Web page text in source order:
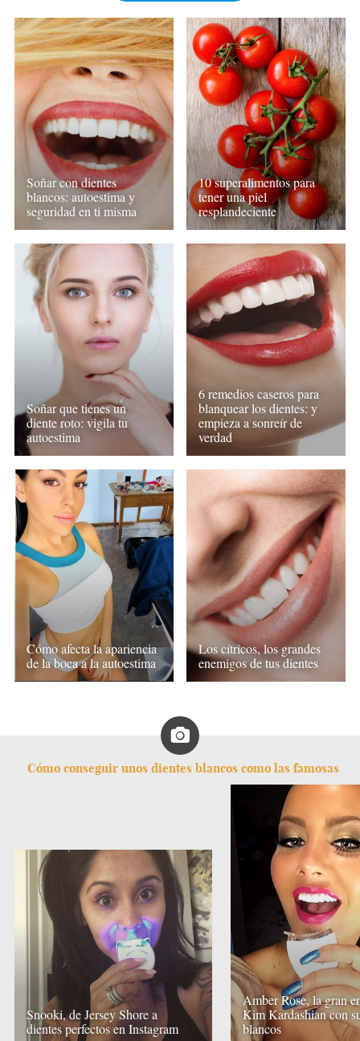
Soñar con dientes
blancos: autoestima y
seguridad en ti misma
10 superalimentos para
tener una piel
resplandeciente
Soñar que tienes un
diente roto: vigila tu
autoestima
6 remedios caseros para
blanquear los dientes: y
empieza a sonreír de
verdad
Cómo afecta la apariencia
de la boca a la autoestima
Los cítricos, los grandes
enemigos de tus dientes
Cómo conseguir unos dientes blancos como las famosas
Snooki, de Jersey Shore a
dientes perfectos en Instagram
Amber Rose, la gran
Kim Kardashian con
blancos